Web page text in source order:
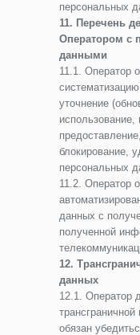
персональных
11. Перечень
Оператором с
данными
11.1. Оператор
уточнение
использование,
блокирование,
персональных
11.2. Оператор
данных с
полученной
12.
данных
12.1. Оператор
обязан